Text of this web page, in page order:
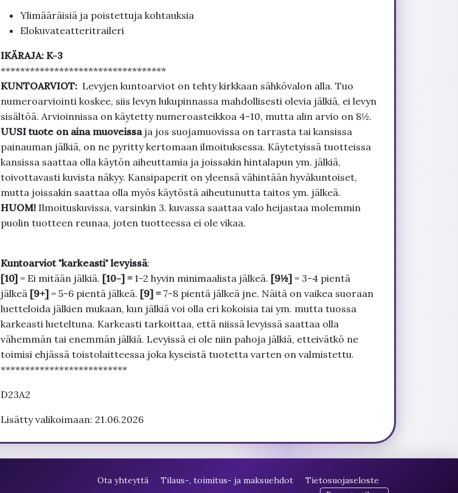
Ylimääräisiä ja poistettuja kohtauksia
Elokuvateatteritraileri
IKÄRAJA: K-3
**********************************
KUNTOARVIOT: Levyjen kuntoarviot on tehty kirkkaan sähkövalon alla. Tuo
numeroarviointi koskee, siis levyn lukupinnassa mahdollisesti olevia jälkiä, ei levyn
sisältöä. Arvioinnissa on käytetty numeroasteikkoa 4-10, mutta alin arvio on 8½.
UUSI tuote on aina muoveissa ja jos suojamuovissa on tarrasta tai kansissa
painauman jälkiä, on ne pyritty kertomaan ilmoituksessa. Käytetyissä tuotteissa
kansissa saattaa olla käytön aiheuttamia ja joissakin hintalapun ym. jälkiä,
toivottavasti kuvista näkyy. Kansipaperit on yleensä vähintään hyväkuntoiset,
mutta joissakin saattaa olla myös käytöstä aiheutunutta taitos ym. jälkeä.
HUOM!Ilmoituskuvissa, varsinkin 3. kuvassa saattaa valo heijastaa molemmin
puolin tuotteen reunaa, joten tuotteessa ei ole vikaa.
Kuntoarviot "karkeasti" levyissä:
[10]= Ei mitään jälkiä. [10-] = 1-2 hyvin minimaalista jälkeä. [9½]= 3-4 pientä
jälkeä [9+]= 5-6 pientä jälkeä. [9] = 7-8 pientä jälkeä jne. Näitä on vaikea suoraan
luetteloida jälkien mukaan, kun jälkiä voi olla eri kokoisia tai ym. mutta tuossa
karkeasti lueteltuna. Karkeasti tarkoittaa, että niissä levyissä saattaa olla
vähemmän tai enemmän jälkiä. Levyissä ei ole niin pahoja jälkiä, etteivätkö ne
toimisi ehjässä toistolaitteessa joka kyseistä tuotetta varten on valmistettu.
**************************
D23A2
Lisätty valikoimaan: 21.06.2026
Ota yhteyttä Tilaus-, toimitus- ja maksuehdot
Tietosuojaseloste